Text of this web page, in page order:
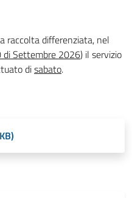
raccolta differenziata, nel
di Settembre 2026) il servizio
disabato.